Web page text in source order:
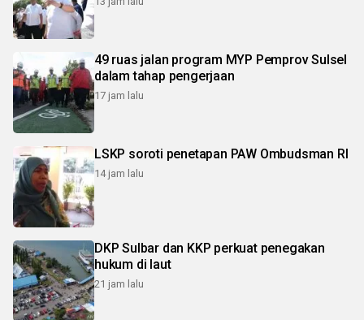
49 ruas jalan program MYP Pemprov Sulsel
dalam tahap pengerjaan
17 jam lalu
LSKP soroti penetapan PAW Ombudsman RI
14 jam lalu
DKP Sulbar dan KKP perkuat penegakan
hukum di laut
21 jam lalu